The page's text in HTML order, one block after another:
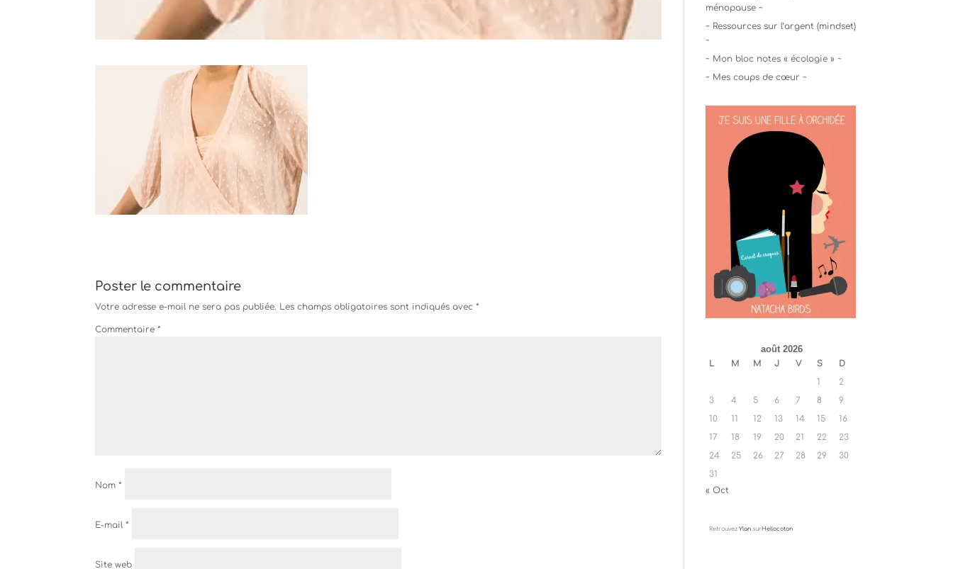
Poster le commentaire
Votre adresse e-mail ne sera pas publiée. Les champs obligatoires sont indiqués avec*
Commentaire*
Nom*
E-mail*
Site web
ménopause ~
~ Ressources sur l’argent (mindset)
~
~ Mon bloc notes « écologie » ~
~ Mes coups de cœur ~
août 2026
L M M J V S
D
1
2
3
4 5 6 7 8
9
10
11 12 13 14 15
16
17
18 19 20 21 22
23
24
25 26 27 28 29
30
31
« Oct
Retrouvez Ylansur Hellocoton